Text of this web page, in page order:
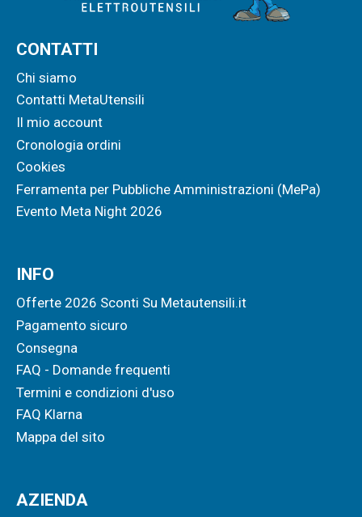
CONTATTI
Chi siamo
Contatti MetaUtensili
Il mio account
Cronologia ordini
Cookies
Ferramenta per Pubbliche Amministrazioni (MePa)
Evento Meta Night 2026
INFO
Offerte 2026 Sconti Su Metautensili.it
Pagamento sicuro
Consegna
FAQ - Domande frequenti
Termini e condizioni d'uso
FAQ Klarna
Mappa del sito
AZIENDA